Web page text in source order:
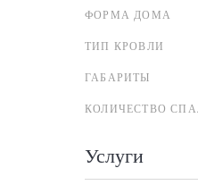
ФОРМА ДОМА
ТИП КРОВЛИ
ГАБАРИТЫ
КОЛИЧЕСТВО
Услуги